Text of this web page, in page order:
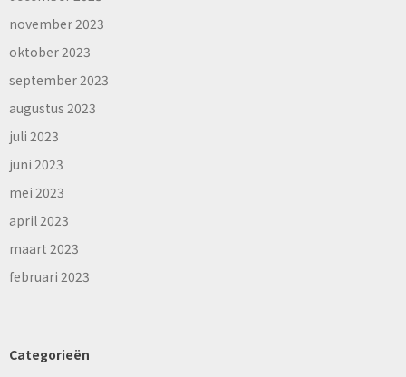
november 2023
oktober 2023
september 2023
augustus 2023
juli 2023
juni 2023
mei 2023
april 2023
maart 2023
februari 2023
Categorieën